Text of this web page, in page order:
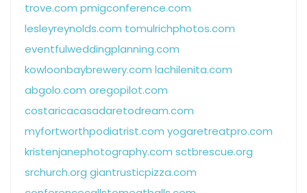
trove.com pmigconference.com
lesleyreynolds.com tomulrichphotos.com
eventfulweddingplanning.com
kowloonbaybrewery.com lachilenita.com
abgolo.com oregopilot.com
costaricacasadaretodream.com
myfortworthpodiatrist.com yogaretreatpro.com
kristenjanephotography.com sctbrescue.org
srchurch.org giantrusticpizza.com